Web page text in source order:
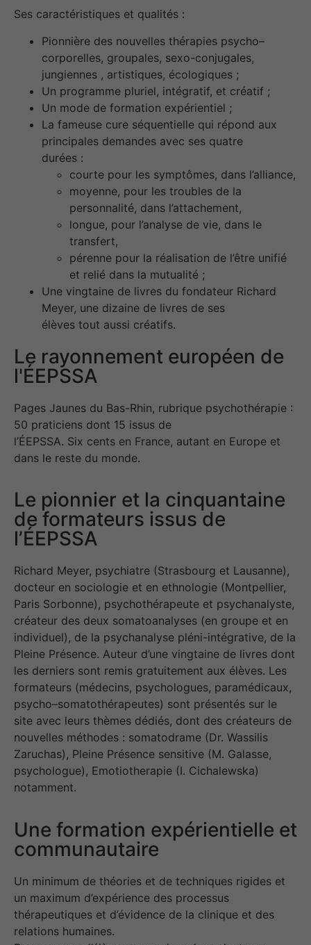
Ses caractéristiques et qualités :
Pionnière des nouvelles thérapies psycho–
corporelles, groupales, sexo-conjugales,
jungiennes , artistiques, écologiques ;
Un programme pluriel, intégratif, et créatif ;
Un mode de formation expérientiel ;
La fameuse cure séquentielle qui répond aux
principales demandes avec ses quatre
durées :
courte pour les symptômes, dans l’alliance,
moyenne, pour les troubles de la
personnalité, dans l’attachement,
longue, pour l’analyse de vie, dans le
transfert,
pérenne pour la réalisation de l’être unifié
et relié dans la mutualité ;
Une vingtaine de livres du fondateur Richard
Meyer, une dizaine de livres de ses
élèves tout aussi créatifs.
Le rayonnement européen de
l'ÉEPSSA
Pages Jaunes du Bas-Rhin, rubrique psychothérapie :
50 praticiens dont 15 issus de
l’ÉEPSSA. Six cents en France, autant en Europe et
dans le reste du monde.
Le pionnier et la cinquantaine
de formateurs issus de
l’ÉEPSSA
Richard Meyer, psychiatre (Strasbourg et Lausanne),
docteur en sociologie et en ethnologie (Montpellier,
Paris Sorbonne), psychothérapeute et psychanalyste,
créateur des deux somatoanalyses (en groupe et en
individuel), de la psychanalyse pléni-intégrative, de la
Pleine Présence. Auteur d’une vingtaine de livres dont
les derniers sont remis gratuitement aux élèves. Les
formateurs (médecins, psychologues, paramédicaux,
psycho–somatothérapeutes) sont présentés sur le
site avec leurs thèmes dédiés, dont des créateurs de
nouvelles méthodes : somatodrame (Dr. Wassilis
Zaruchas), Pleine Présence sensitive (M. Galasse,
psychologue), Emotiotherapie (I. Cichalewska)
notamment.
Une formation expérientielle et
communautaire
Un minimum de théories et de techniques rigides et
un maximum d’expérience des processus
thérapeutiques et d’évidence de la clinique et des
relations humaines.